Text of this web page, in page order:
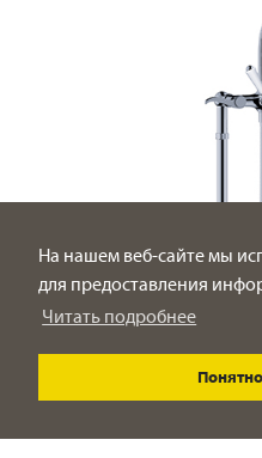
На нашем веб-сайте мы
для предоставления
Читать подробнее
Понятно